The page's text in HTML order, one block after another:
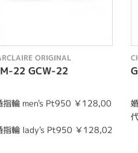
ORIGINAL
22 GCW-22
指輪 men's Pt950 ￥128,00
指輪 lady's Pt950 ￥128,02